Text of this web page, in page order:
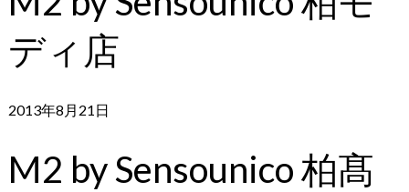
ディ店
2013年8月21日
M2 by Sensounico 柏髙